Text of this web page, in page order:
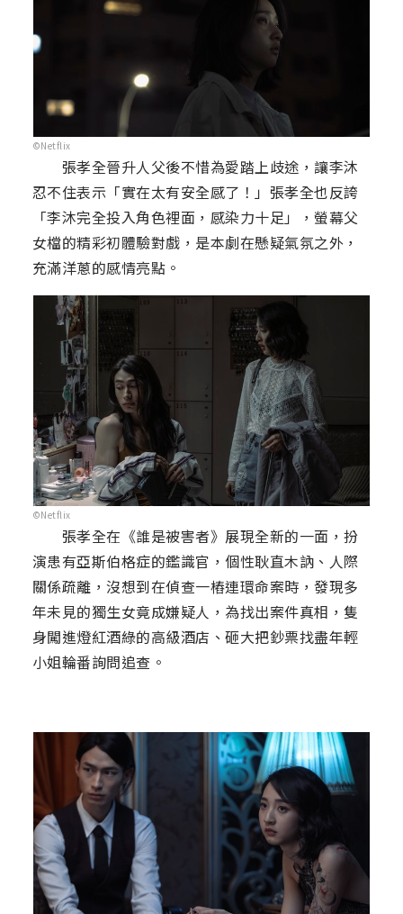
©Netflix
張孝全晉升人父後不惜為愛踏上歧途，讓李沐
忍不住表示「實在太有安全感了！」張孝全也反誇
「李沐完全投入角色裡面，感染力十足」，螢幕父
女檔的精彩初體驗對戲，是本劇在懸疑氣氛之外，
充滿洋蔥的感情亮點。
©Netflix
張孝全在《誰是被害者》展現全新的一面，扮
演患有亞斯伯格症的鑑識官，個性耿直木訥、人際
關係疏離，沒想到在偵查一樁連環命案時，發現多
年未見的獨生女竟成嫌疑人，為找出案件真相，隻
身闖進燈紅酒綠的高級酒店、砸大把鈔票找盡年輕
小姐輪番詢問追查。